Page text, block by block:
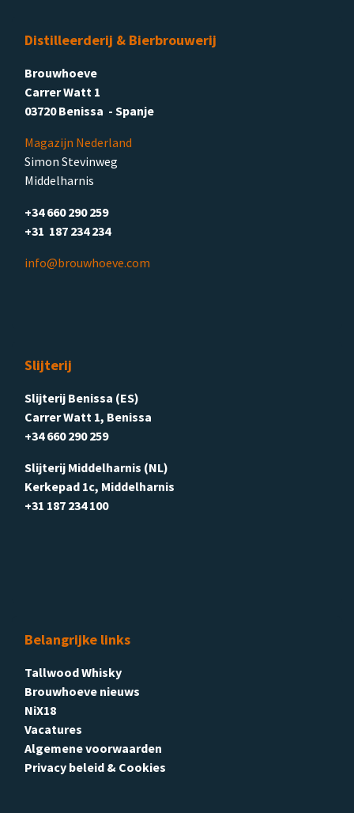
Distilleerderij & Bierbrouwerij
Brouwhoeve
Carrer Watt 1
03720 Benissa - Spanje
Magazijn Nederland
Simon Stevinweg
Middelharnis
+34 660 290 259
+31 187 234 234
info@brouwhoeve.com
Slijterij
Slijterij Benissa (ES)
Carrer Watt 1, Benissa
+34 660 290 259
Slijterij Middelharnis (NL)
Kerkepad 1c, Middelharnis
+31 187 234 100
Belangrijke links
Tallwood Whisky
Brouwhoeve nieuws
NiX18
Vacatures
Algemene voorwaarden
Privacy beleid & Cookies